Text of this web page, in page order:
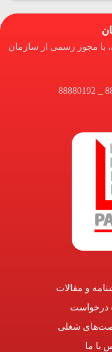
با مجوز رسمی از سازمان
و مقالات
درخواست
شغلی
با ما